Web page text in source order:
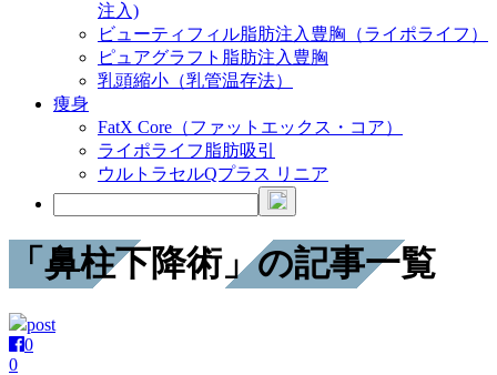
注入)
ビューティフィル脂肪注入豊胸（ライポライフ）
ピュアグラフト脂肪注入豊胸
乳頭縮小（乳管温存法）
痩身
FatX Core（ファットエックス・コア）
ライポライフ脂肪吸引
ウルトラセルQプラス リニア
「鼻柱下降術」の記事一覧
post
0
0